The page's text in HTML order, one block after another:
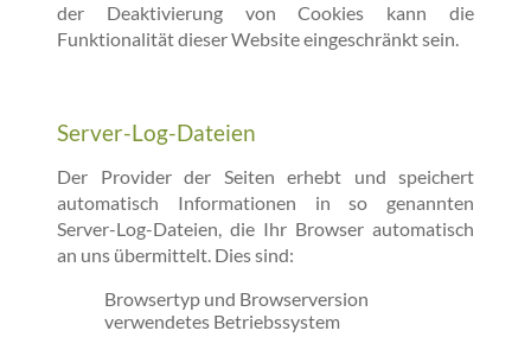
der Deaktivierung von Cookies kann die
Funktionalität dieser Website eingeschränkt sein.
Server-Log-Dateien
Der Provider der Seiten erhebt und speichert
automatisch Informationen in so genannten
Server-Log-Dateien, die Ihr Browser automatisch
an uns übermittelt. Dies sind:
Browsertyp und Browserversion
verwendetes Betriebssystem